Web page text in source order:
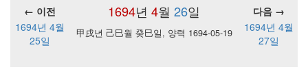
1694년 4월 26일
← 이전
다음 →
1694년 4월
25일
甲戌년 己巳월 癸巳일, 양력 1694-05-19
1694년 4월
27일